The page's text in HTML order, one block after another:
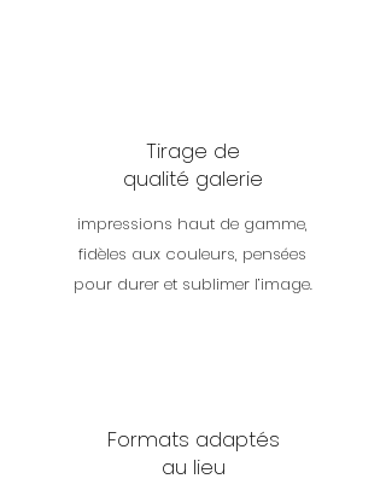
Tirage de
qualité galerie
impressions haut de gamme,
fidèles aux couleurs, pensées
pour durer et sublimer l’image.
Formats adaptés
au lieu